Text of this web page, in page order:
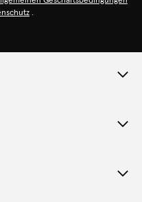
.